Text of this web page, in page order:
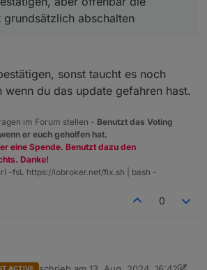
full-upgrade
(Upgrade) wird berechnet…
wurden aufgrund
gnome-shell-common gnome-text-
grundsätzlich abschalten
sonst taucht es noch
wenn du das update gefahren hast.
im Forum stellen - Benutzt das Voting
er euch geholfen hat.
eine Spende. Benutzt dazu den
Danke!
-fsL https://iobroker.net/fix.sh | bash -
0
ACTIVE